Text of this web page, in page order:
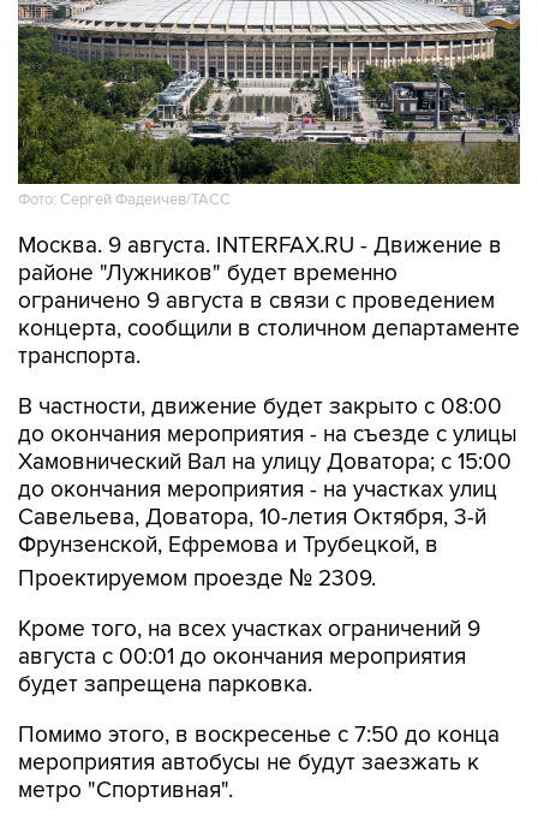
Фото: Сергей Фадеичев/ТАСС
Москва. 9 августа. INTERFAX.RU - Движение в
районе "Лужников" будет временно
ограничено 9 августа в связи с проведением
концерта, сообщили в столичном департаменте
транспорта.
В частности, движение будет закрыто с 08:00
до окончания мероприятия - на съезде с улицы
Хамовнический Вал на улицу Доватора; с 15:00
до окончания мероприятия - на участках улиц
Савельева, Доватора, 10-летия Октября, 3-й
Фрунзенской, Ефремова и Трубецкой, в
Проектируемом проезде № 2309.
Кроме того, на всех участках ограничений 9
августа с 00:01 до окончания мероприятия
будет запрещена парковка.
Помимо этого, в воскресенье с 7:50 до конца
мероприятия автобусы не будут заезжать к
метро "Спортивная".